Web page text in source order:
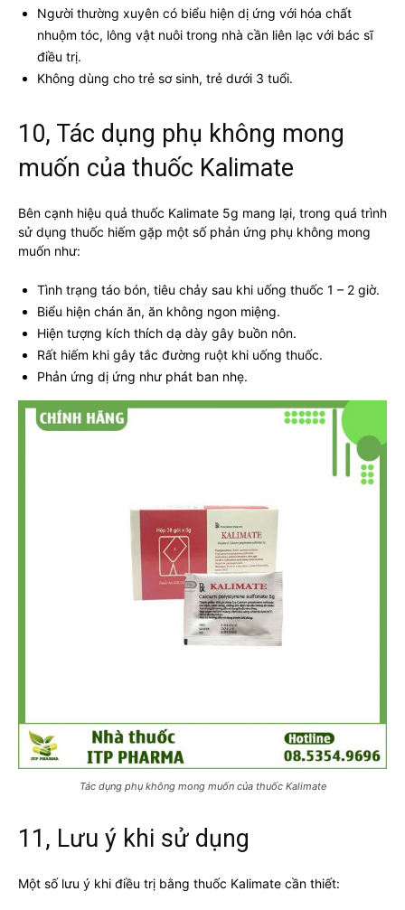
Người thường xuyên có biểu hiện dị ứng với hóa chất
nhuộm tóc, lông vật nuôi trong nhà cần liên lạc với bác sĩ
điều trị.
Không dùng cho trẻ sơ sinh, trẻ dưới 3 tuổi.
10, Tác dụng phụ không mong
muốn của thuốc Kalimate
Bên cạnh hiệu quả thuốc Kalimate 5g mang lại, trong quá trình
sử dụng thuốc hiếm gặp một số phản ứng phụ không mong
muốn như:
Tình trạng táo bón, tiêu chảy sau khi uống thuốc 1 – 2 giờ.
Biểu hiện chán ăn, ăn không ngon miệng.
Hiện tượng kích thích dạ dày gây buồn nôn.
Rất hiếm khi gây tắc đường ruột khi uống thuốc.
Phản ứng dị ứng như phát ban nhẹ.
Tác dụng phụ không mong muốn của thuốc Kalimate
11, Lưu ý khi sử dụng
Một số lưu ý khi điều trị bằng thuốc Kalimate cần thiết: